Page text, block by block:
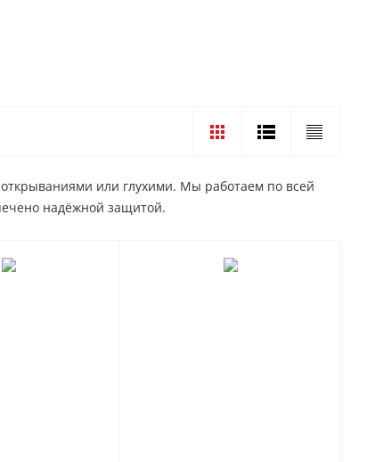
или глухими. Мы работаем по всей
надёжной защитой.